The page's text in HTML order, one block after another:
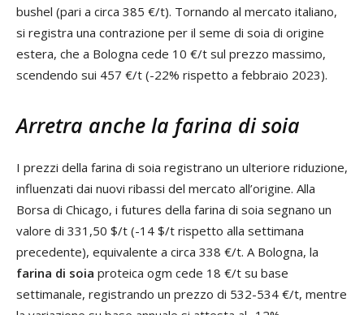
bushel (pari a circa 385 €/t). Tornando al mercato italiano,
si registra una contrazione per il seme di soia di origine
estera, che a Bologna cede 10 €/t sul prezzo massimo,
scendendo sui 457 €/t (-22% rispetto a febbraio 2023).
Arretra anche la farina di soia
I prezzi della farina di soia registrano un ulteriore riduzione,
influenzati dai nuovi ribassi del mercato all’origine. Alla
Borsa di Chicago, i futures della farina di soia segnano un
valore di 331,50 $/t (-14 $/t rispetto alla settimana
precedente), equivalente a circa 338 €/t. A Bologna, la
farina di soia proteica ogm cede 18 €/t su base
settimanale, registrando un prezzo di 532-534 €/t, mentre